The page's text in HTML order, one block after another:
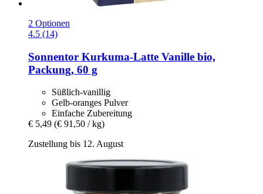
2 Optionen
4.5 (14)
Sonnentor Kurkuma-​Latte Vanille bio,
Packung, 60 g
Süßlich-vanillig
Gelb-oranges Pulver
Einfache Zubereitung
€ 5,49 (€ 91,50 / kg)
Zustellung bis 12. August